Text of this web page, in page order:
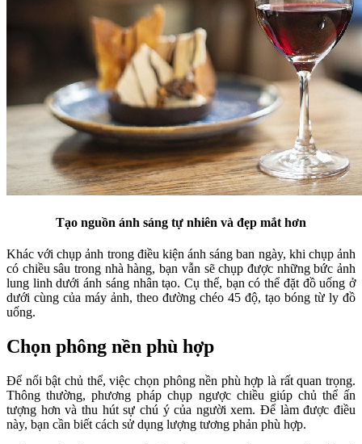
Tạo nguồn ánh sáng tự nhiên và đẹp mắt hơn
Khác với chụp ảnh trong điều kiện ánh sáng ban ngày, khi chụp ảnh
có chiều sâu trong nhà hàng, bạn vẫn sẽ chụp được những bức ảnh
lung linh dưới ánh sáng nhân tạo. Cụ thể, bạn có thể đặt đồ uống ở
dưới cùng của máy ảnh, theo đường chéo 45 độ, tạo bóng từ ly đồ
uống.
Chọn phông nền phù hợp
Để nổi bật chủ thể, việc chọn phông nền phù hợp là rất quan trọng.
Thông thường, phương pháp chụp ngược chiều giúp chủ thể ấn
tượng hơn và thu hút sự chú ý của người xem. Để làm được điều
này, bạn cần biết cách sử dụng lượng tương phản phù hợp.